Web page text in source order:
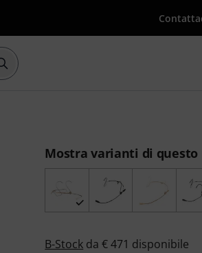
Avviare la ricerca con il termine di
Mostra varianti di
B-Stock da € 471 disponibile